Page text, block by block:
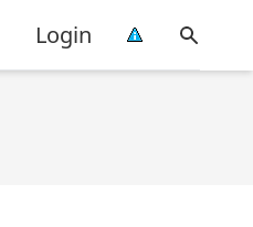
Login